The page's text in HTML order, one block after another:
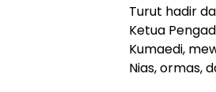
Turut hadir
Ketua
Kumaedi,
Nias, ormas,